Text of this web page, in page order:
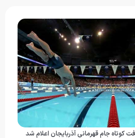
کوتاه جام قهرمانی آذربایجان اعلام شد